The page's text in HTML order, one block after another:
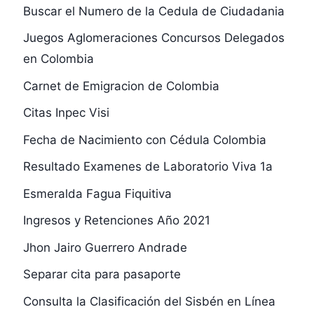
Buscar el Numero de la Cedula de Ciudadania
Juegos Aglomeraciones Concursos Delegados
en Colombia
Carnet de Emigracion de Colombia
Citas Inpec Visi
Fecha de Nacimiento con Cédula Colombia
Resultado Examenes de Laboratorio Viva 1a
Esmeralda Fagua Fiquitiva
Ingresos y Retenciones Año 2021
Jhon Jairo Guerrero Andrade
Separar cita para pasaporte
Consulta la Clasificación del Sisbén en Línea